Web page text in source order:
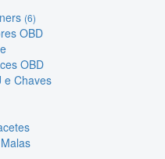
(6)
OBD
OBD
e Chaves